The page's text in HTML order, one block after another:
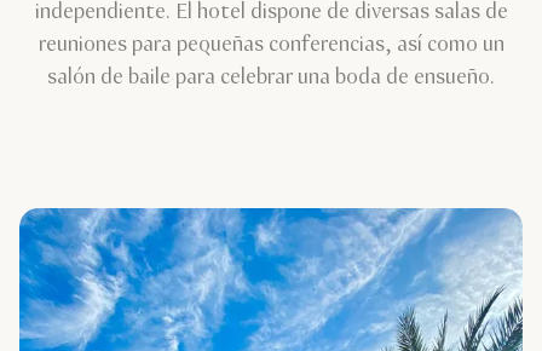
independiente. El hotel dispone de diversas salas de
reuniones para pequeñas conferencias, así como un
salón de baile para celebrar una boda de ensueño.